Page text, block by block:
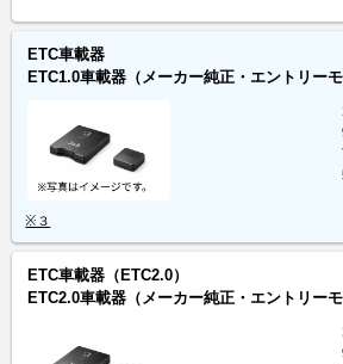
ETC車載器
ETC1.0車載器（メーカー純正・エントリーモ
※３
ETC車載器（ETC2.0）
ETC2.0車載器（メーカー純正・エントリーモ